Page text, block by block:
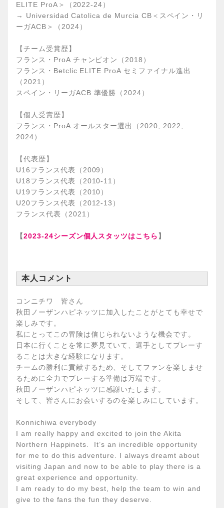
ELITE ProA＞（2022-24）
→ Universidad Catolica de Murcia CB＜スペイン・リ
ーガACB＞（2024）
【チーム受賞歴】
フランス・ProA チャンピオン（2018）
フランス・Betclic ELITE ProA セミファイナル進出
（2021）
スペイン・リーガACB 準優勝（2024）
【個人受賞歴】
フランス・ProA オールスター選出（2020, 2022,
2024）
【代表歴】
U16フランス代表（2009）
U18フランス代表（2010-11）
U19フランス代表（2010）
U20フランス代表（2012-13）
フランス代表（2021）
【2023-24シーズン個人スタッツはこちら 】
本人コメント
コンニチワ 皆さん
秋田ノーザンハピネッツに加入したことがとても幸せで
楽しみです。
私にとってこの冒険は信じられないような機会です。
日本に行くことを常に夢見ていて、選手としてプレーす
ることは大きな経験になります。
チームの勝利に貢献するため、そしてファンを楽しませ
るために全力でプレーする準備は万端です。
秋田ノーザンハピネッツに感謝いたします。
そして、皆さんにお会いするのを楽しみにしています。
Konnichiwa everybody
I am really happy and excited to join the Akita
Northern Happinets. It’s an incredible opportunity
for me to do this adventure. I always dreamt about
visiting Japan and now to be able to play there is a
great experience and opportunity.
I am ready to do my best, help the team to win and
give to the fans the fun they deserve.